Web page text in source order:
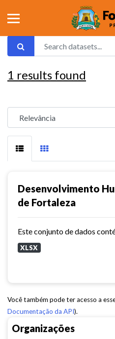
Organizações
1 results found
Desenvolvimento
de Fortaleza
XLSX
Você também pode ter acesso a
Documentação da API).